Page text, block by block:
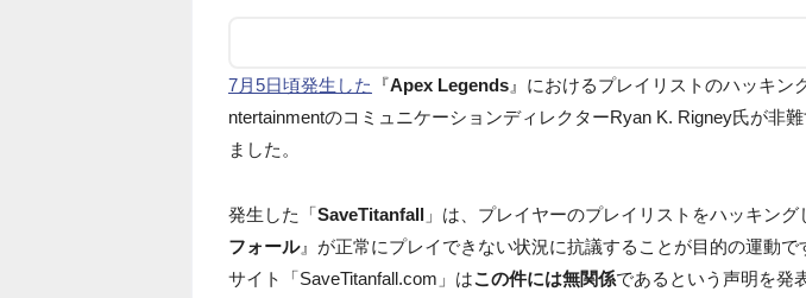
7月5日頃発生した 『Apex Legends 』におけるプレイリストのハッキン
ntertainmentのコミュニケーションディレクターRyan K. Rigney氏が非
ました。
発生した「SaveTitanfall 」は、プレイヤーのプレイリストをハッキング
フォール』が正常にプレイできない状況に抗議することが目的の運動
サイト「SaveTitanfall.com」はこの件には無関係であるという声明を発